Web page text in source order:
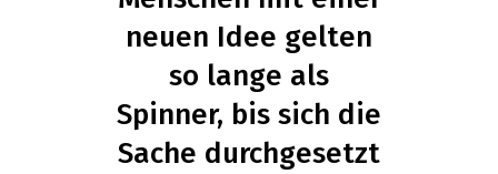
neuen Idee gelten
so lange als
Spinner, bis sich die
Sache durchgesetzt